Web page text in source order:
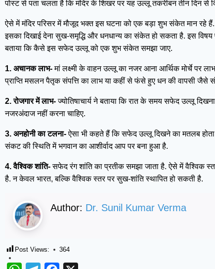
पोस्ट से पता चलता है कि मंदिर के शिखर पर यह उल्लू तकरीबन तीन दिन से
ऐसे में मंदिर परिसर में मौजूद भक्त इस घटना को एक बड़ा शुभ संकेत मान रहे हैं.
इसका दिखाई देना सुख-समृद्धि और धनधान्य का संकेत हो सकता है. इस विषय
बताया कि कैसे इस सफेद उल्लू को एक शुभ संकेत समझा जाए.
1. अचानक लाभ-मां लक्ष्मी के वाहन उल्लू का नजर आना आर्थिक मोर्चे
प्राप्ति मसलन पैतृक संपत्ति का लाभ या कहीं से फंसे हुए धन की वापसी जैसे
2. रोजगार में लाभ-ज्योतिषाचार्य ने बताया कि रात के समय सफेद उल्लू
नजरअंदाज नहीं करना चाहिए.
3. अनहोनी का टलना-ऐसा भी कहते हैं कि सफेद उल्लू दिखने का मतलब
संकट की स्थिति में भगवान का आशीर्वाद आप पर बना हुआ है.
4. वैश्विक शांति-सफेद रंग शांति का प्रतीक समझा जाता है. ऐसे में वैश्विक
है. न केवल भारत, बल्कि वैश्विक स्तर पर सुख-शांति स्थापित हो सकती है.
Author: Dr. Sunil Kumar Verma
Post Views: 364